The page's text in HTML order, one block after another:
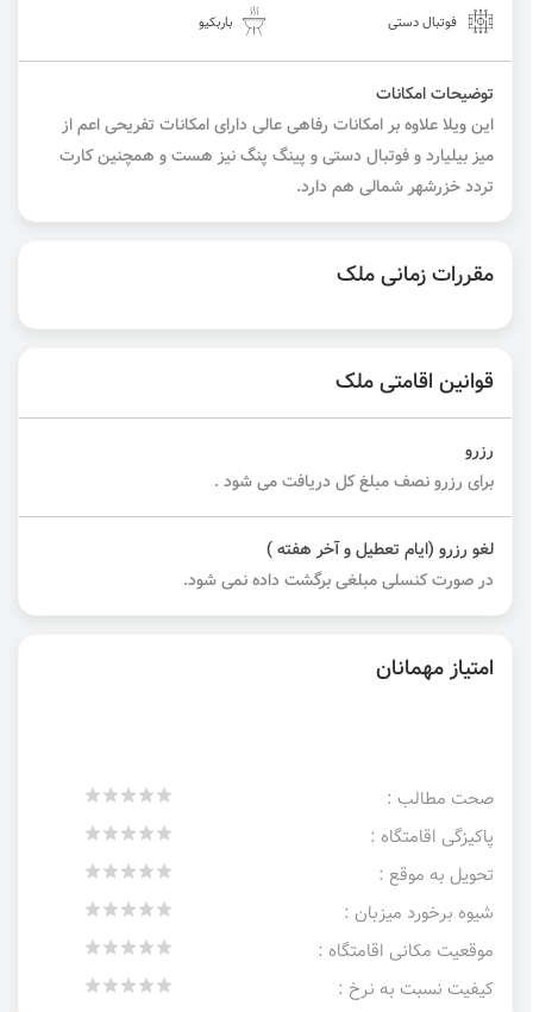
فوتبال دستی باربکیو
توضیحات امکانات
این ویلا علاوه بر امکانات رفاهی عالی دارای امکانات تفریحی اعم از
میز بیلیارد و فوتبال دستی و پینگ پنگ نیز هست و همچنین کارت
تردد خزرشهر شمالی هم دارد.
مقررات زمانی ملک
قوانین اقامتی ملک
رزرو
برای رزرو نصف مبلغ کل دریافت می شود .
لغو رزرو (ایام تعطیل و آخر هفته )
در صورت کنسلی مبلغی برگشت داده نمی شود.
امتیاز مهمانان
صحت مطالب :
پاکیزگی اقامتگاه :
تحویل به موقع :
شیوه برخورد میزبان :
موقعیت مکانی اقامتگاه :
کیفیت نسبت به نرخ :